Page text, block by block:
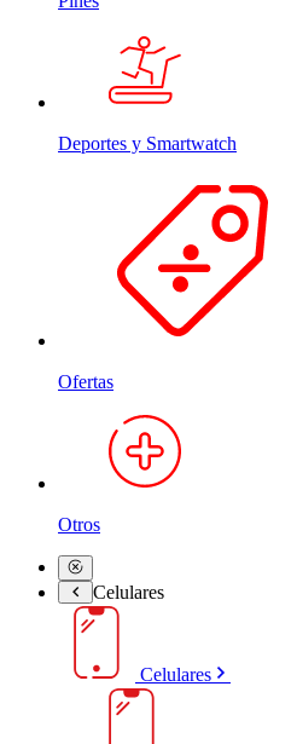
Deportes y Smartwatch
Ofertas
Otros
Celulares
Celulares